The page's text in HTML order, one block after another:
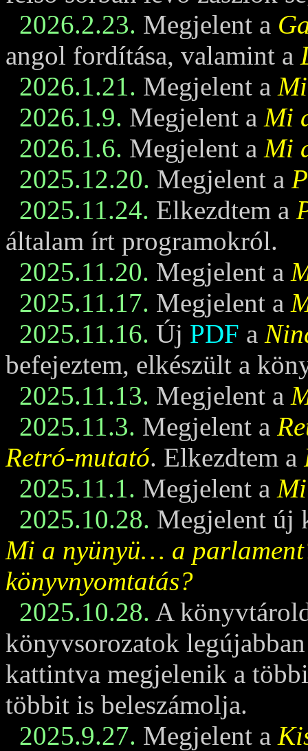
2026.2.23. Megjelent a
angol fordítása, valamint a
2026.1.21. Megjelent a
2026.1.9. Megjelent a Mi
2026.1.6. Megjelent a Mi
2025.12.20. Megjelent a
2025.11.24. Elkezdtem a
általam írt programokról.
2025.11.20. Megjelent a
2025.11.17. Megjelent a
2025.11.16. Új PDF a
befejeztem, elkészült a
2025.11.13. Megjelent a
2025.11.3. Megjelent a
Retró-mutató. Elkezdtem a
2025.11.1. Megjelent a
2025.10.28. Megjelent új
Mi a nyünyü… a
könyvnyomtatás?
2025.10.28. A
könyvsorozatok
kattintva megjelenik a
többit is beleszámolja.
2025.9.27. Megjelent a